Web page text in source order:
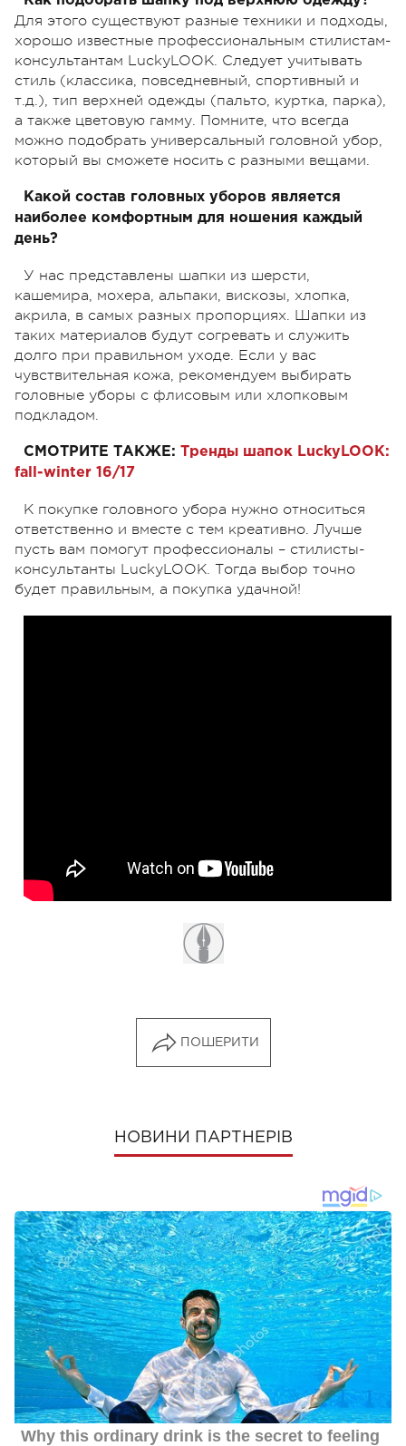
Для этого существуют разные техники и подходы,
хорошо известные профессиональным стилистам-
консультантам LuckyLOOK. Следует учитывать
стиль (классика, повседневный, спортивный и
т.д.), тип верхней одежды (пальто, куртка, парка),
а также цветовую гамму. Помните, что всегда
можно подобрать универсальный головной убор,
который вы сможете носить с разными вещами.
Какой состав головных уборов является
наиболее комфортным для ношения каждый
день?
У нас представлены шапки из шерсти,
кашемира, мохера, альпаки, вискозы, хлопка,
акрила, в самых разных пропорциях. Шапки из
таких материалов будут согревать и служить
долго при правильном уходе. Если у вас
чувствительная кожа, рекомендуем выбирать
головные уборы с флисовым или хлопковым
подкладом.
СМОТРИТЕ ТАКЖЕ: Тренды шапок LuckyLOOK:
fall-winter 16/17
К покупке головного убора нужно относиться
ответственно и вместе с тем креативно. Лучше
пусть вам помогут профессионалы – стилисты-
консультанты LuckyLOOK. Тогда выбор точно
будет правильным, а покупка удачной!
ПОШЕРИТИ
НОВИНИ ПАРТНЕРІВ